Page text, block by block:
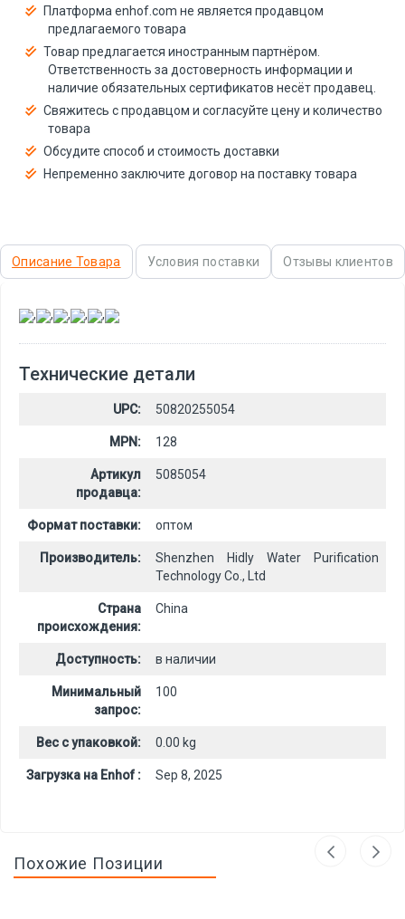
Платформа enhof.com не является продавцом
предлагаемого товара
Товар предлагается иностранным партнёром.
Ответственность за достоверность информации и
наличие обязательных сертификатов несёт продавец.
Свяжитесь с продавцом и согласуйте цену и количество
товара
Обсудите способ и стоимость доставки
Непременно заключите договор на поставку товара
Описание Товара Условия поставки Отзывы клиентов
, , , , ,
Технические детали
UPC: 50820255054
MPN: 128
Артикул
продавца:
5085054
Формат поставки: оптом
Производитель:
Shenzhen Hidly Water Purification
Technology Co., Ltd
Страна
происхождения:
China
Доступность: в наличии
Минимальный
запрос:
100
Вес с упаковкой: 0.00 kg
Загрузка на Enhof : Sep 8, 2025
Похожие Позиции